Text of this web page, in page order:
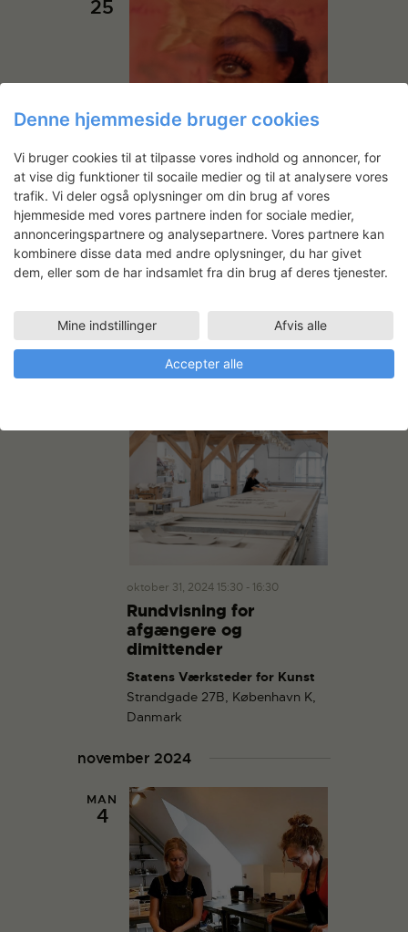
25
oktober 25, 2024 15:00 -november 19,
2024 17:00
Udstilling Foyer: Maya
Peitersen
Statens Værksteder for Kunst
Danmark
TORS
oktober 31, 2024 15:30 - 16:30
Rundvisning for
afgængere og
dimittender
Statens Værksteder for Kunst
Strandgade 27B, København K,
Danmark
november 2024
MAN
4
Denne hjemmeside bruger cookies
Vi bruger cookies til at tilpasse vores indhold og annoncer, for
at vise dig funktioner til socaile medier og til at analysere vores
trafik. Vi deler også oplysninger om din brug af vores
hjemmeside med vores partnere inden for sociale medier,
annonceringspartnere og analysepartnere. Vores partnere kan
kombinere disse data med andre oplysninger, du har givet
dem, eller som de har indsamlet fra din brug af deres tjenester.
Mine indstillinger Afvis alle
Accepter alle